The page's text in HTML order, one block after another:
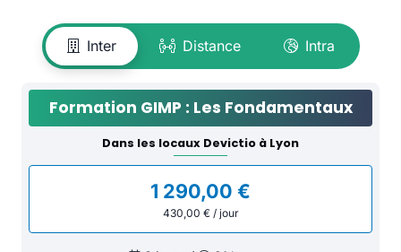
Inter Distance Intra
Formation GIMP : Les Fondamentaux
Dans les locaux Devictio à Lyon
1 290,00 €
430,00 € / jour